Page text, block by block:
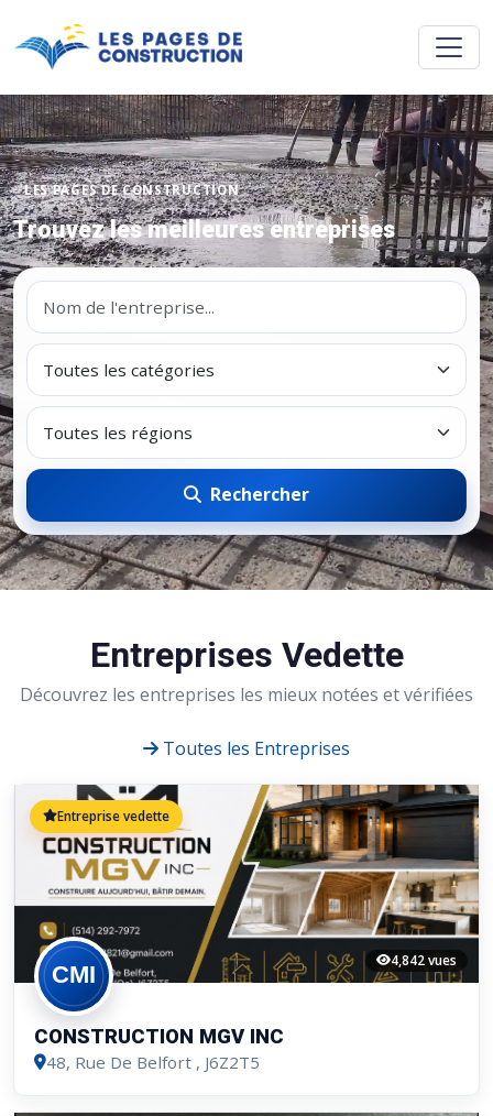
LES PAGES DE CONSTRUCTION
Trouvez les meilleures entreprises
Rechercher
Entreprises Vedette
Découvrez les entreprises les mieux notées et vérifiées
Toutes les Entreprises
Entreprise vedette
4,842 vues
CONSTRUCTION MGV INC
48, Rue De Belfort , J6Z2T5